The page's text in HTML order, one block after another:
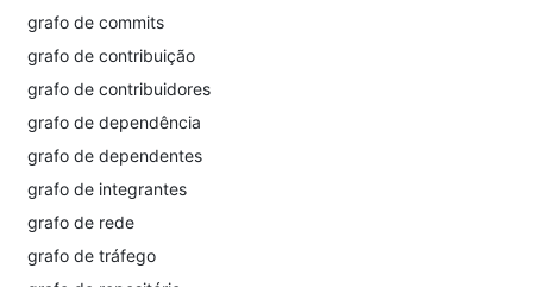
grafo de commits
grafo de contribuição
grafo de contribuidores
grafo de dependência
grafo de dependentes
grafo de integrantes
grafo de rede
grafo de tráfego